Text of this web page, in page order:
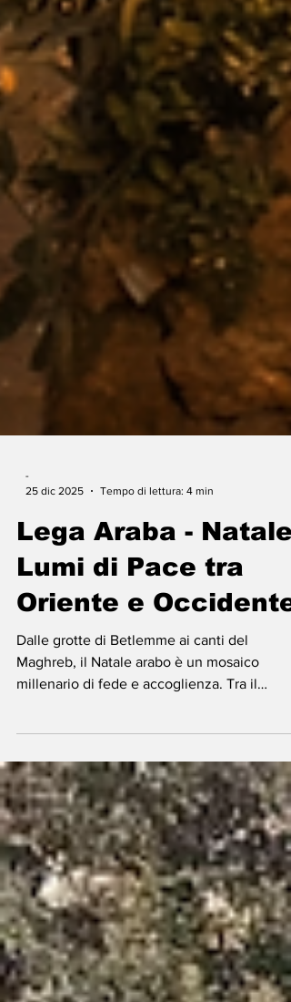
25 dic 2025
Tempo di lettura: 4 min
Lega Araba - Natale,
Lumi di Pace tra
Oriente e Occidente
Dalle grotte di Betlemme ai canti del
millenario di fede e accoglienza. Tra il
in Libano, la festa unisce cristiani e
musulmani nel segno di Issa (Gesù). Un
messaggio di pace universale che sorge in
Oriente, dove la fratellanza trasforma il
deserto in un giardino di convivenza e
speranza.